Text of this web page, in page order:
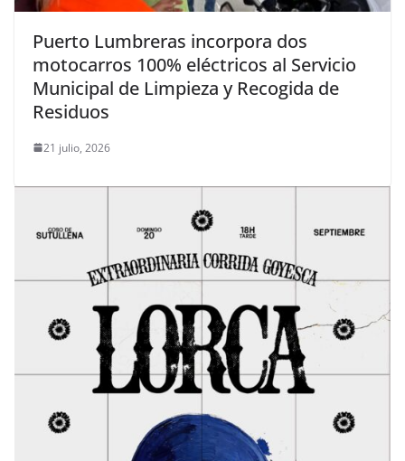
Puerto Lumbreras incorpora dos
motocarros 100% eléctricos al Servicio
Municipal de Limpieza y Recogida de
Residuos
21 julio, 2026